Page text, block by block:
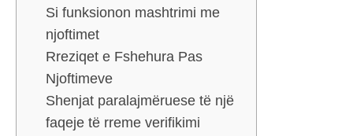
Si funksionon mashtrimi me
njoftimet
Rreziqet e Fshehura Pas
Njoftimeve
Shenjat paralajmëruese të një
faqeje të rreme verifikimi